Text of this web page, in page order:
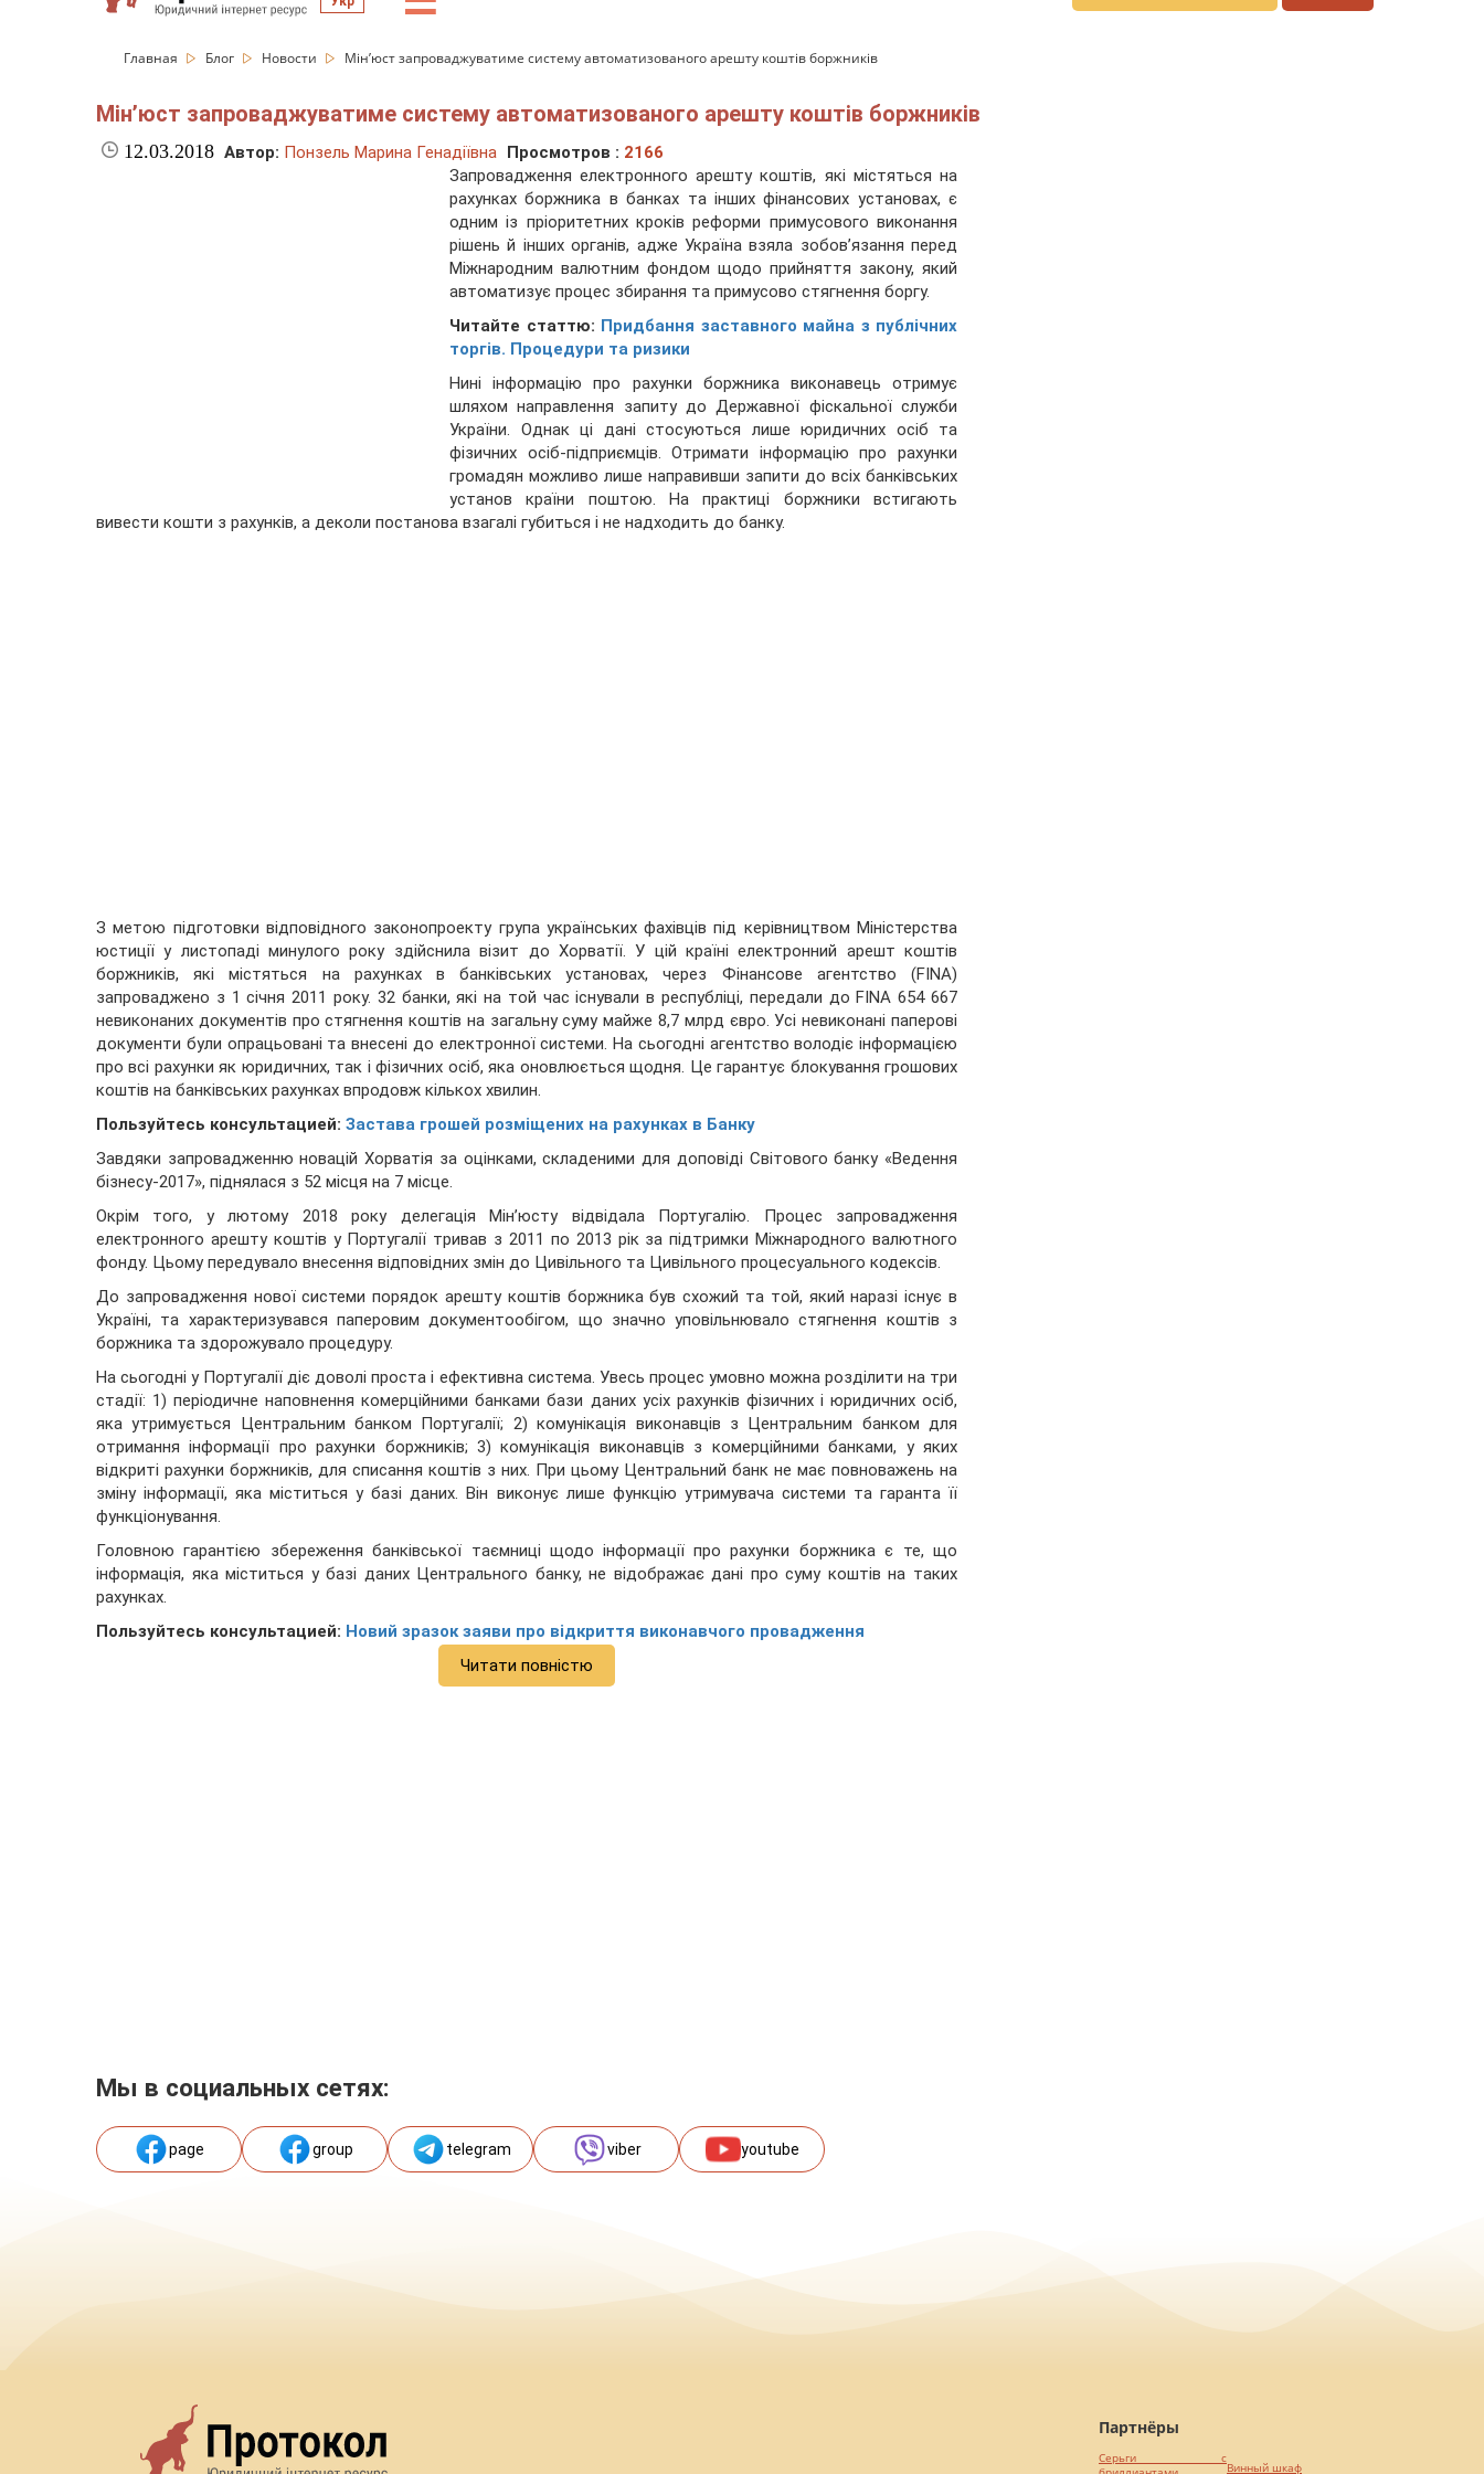
Главная Блог Новости Мін’юст запроваджуватиме систему автоматизованого арешту коштів боржників
Мін’юст запроваджуватиме систему автоматизованого арешту коштів боржників
12.03.2018 Автор: Понзель Марина Генадіївна Просмотров : 2166
Запровадження електронного арешту коштів, які містяться на
рахунках боржника в банках та інших фінансових установах, є
одним із пріоритетних кроків реформи примусового виконання
рішень й інших органів, адже Україна взяла зобов’язання перед
Міжнародним валютним фондом щодо прийняття закону, який
автоматизує процес збирання та примусово стягнення боргу.
Читайте статтю: Придбання заставного майна з публічних
торгів. Процедури та ризики
Нині інформацію про рахунки боржника виконавець отримує
шляхом направлення запиту до Державної фіскальної служби
України. Однак ці дані стосуються лише юридичних осіб та
фізичних осіб-підприємців. Отримати інформацію про рахунки
громадян можливо лише направивши запити до всіх банківських
установ країни поштою. На практиці боржники встигають
вивести кошти з рахунків, а деколи постанова взагалі губиться і не надходить до банку.
З метою підготовки відповідного законопроекту група українських фахівців під керівництвом Міністерства
юстиції у листопаді минулого року здійснила візит до Хорватії. У цій країні електронний арешт коштів
боржників, які містяться на рахунках в банківських установах, через Фінансове агентство (FINA)
запроваджено з 1 січня 2011 року. 32 банки, які на той час існували в республіці, передали до FINA 654 667
невиконаних документів про стягнення коштів на загальну суму майже 8,7 млрд євро. Усі невиконані паперові
документи були опрацьовані та внесені до електронної системи. На сьогодні агентство володіє інформацією
про всі рахунки як юридичних, так і фізичних осіб, яка оновлюється щодня. Це гарантує блокування грошових
коштів на банківських рахунках впродовж кількох хвилин.
Пользуйтесь консультацией: Застава грошей розміщених на рахунках в Банку
Завдяки запровадженню новацій Хорватія за оцінками, складеними для доповіді Світового банку «Ведення
бізнесу-2017», піднялася з 52 місця на 7 місце.
Окрім того, у лютому 2018 року делегація Мін’юсту відвідала Португалію. Процес запровадження
електронного арешту коштів у Португалії тривав з 2011 по 2013 рік за підтримки Міжнародного валютного
фонду. Цьому передувало внесення відповідних змін до Цивільного та Цивільного процесуального кодексів.
До запровадження нової системи порядок арешту коштів боржника був схожий та той, який наразі існує в
Україні, та характеризувався паперовим документообігом, що значно уповільнювало стягнення коштів з
боржника та здорожувало процедуру.
На сьогодні у Португалії діє доволі проста і ефективна система. Увесь процес умовно можна розділити на три
стадії: 1) періодичне наповнення комерційними банками бази даних усіх рахунків фізичних і юридичних осіб,
яка утримується Центральним банком Португалії; 2) комунікація виконавців з Центральним банком для
отримання інформації про рахунки боржників; 3) комунікація виконавців з комерційними банками, у яких
відкриті рахунки боржників, для списання коштів з них. При цьому Центральний банк не має повноважень на
зміну інформації, яка міститься у базі даних. Він виконує лише функцію утримувача системи та гаранта її
функціонування.
Головною гарантією збереження банківської таємниці щодо інформації про рахунки боржника є те, що
інформація, яка міститься у базі даних Центрального банку, не відображає дані про суму коштів на таких
рахунках.
Пользуйтесь консультацией: Новий зразок заяви про відкриття виконавчого провадження
Читати повністю
Мы в социальных сетях:
page group telegram viber youtube
Партнёры
Серьги с
Винный шкаф